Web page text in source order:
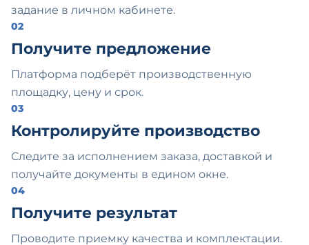
задание в личном кабинете.
02
Получите предложение
Платформа подберёт производственную
площадку, цену и срок.
03
Контролируйте производство
Следите за исполнением заказа, доставкой и
получайте документы в едином окне.
04
Получите результат
Проводите приемку качества и комплектации.